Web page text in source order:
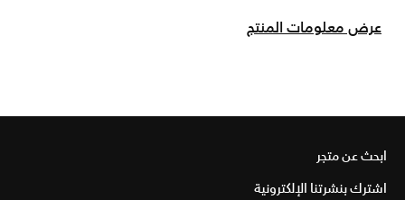
عرض معلومات المنتج
ابحث عن متجر
اشترك بنشرتنا الإلكترونية